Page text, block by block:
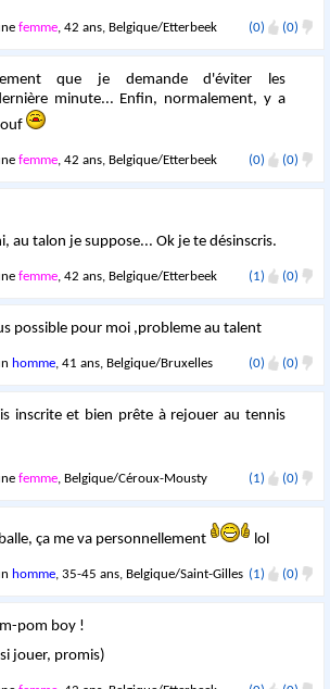
femme, 42 ans, Belgique/Etterbeek (0) (0)
que je demande d'éviter les
minute... Enfin, normalement, y a
ouf
femme, 42 ans, Belgique/Etterbeek (0) (0)
au talon je suppose... Ok je te désinscris.
femme, 42 ans, Belgique/Etterbeek (1) (0)
possible pour moi ,probleme au talent
homme, 41 ans, Belgique/Bruxelles (0) (0)
inscrite et bien prête à rejouer au tennis
femme, Belgique/Céroux-Mousty (1) (0)
ça me va personnellement lol
homme, 35-45 ans, Belgique/Saint-Gilles (1) (0)
pom boy !
jouer, promis)